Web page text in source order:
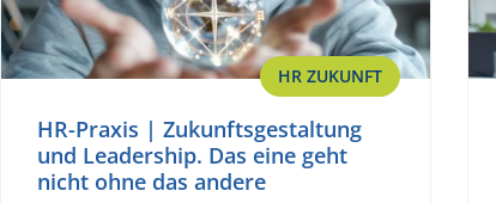
HR ZUKUNFT
HR-Praxis | Zukunftsgestaltung
und Leadership. Das eine geht
nicht ohne das andere